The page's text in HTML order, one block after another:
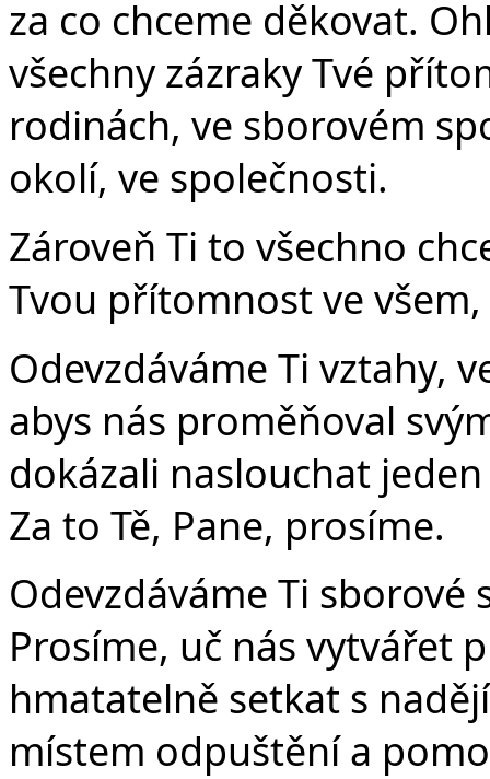
za co chceme děkovat.
všechny zázraky Tvé
rodinách, ve sborovém
okolí, ve společnosti.
Zároveň Ti to všechno
Tvou přítomnost ve
Odevzdáváme Ti vztahy,
abys nás proměňoval
dokázali naslouchat
Za to Tě, Pane, prosíme.
Odevzdáváme Ti
Prosíme, uč nás vytvářet
hmatatelně setkat s
místem odpuštění a